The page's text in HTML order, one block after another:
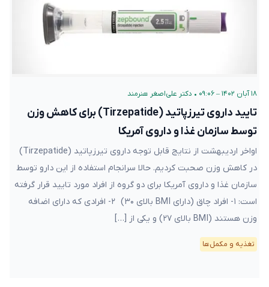
۱۸ آبان ۱۴۰۲ – ۰۹:۰۶ • دکتر علی‌اصغر هنرمند
تایید داروی تیرزپاتید (Tirzepatide) برای کاهش وزن
توسط سازمان غذا و داروی آمریکا
اواخر اردیبهشت از نتایج قابل توجه داروی تیرزپاتید (Tirzepatide)
در کاهش وزن صحبت کردیم. حالا سرانجام استفاده از این دارو توسط
سازمان غذا و داروی آمریکا برای دو گروه از افراد مورد تایید قرار گرفته
است: ۱- افراد چاق (دارای BMI بالای ۳۰) ۲- افرادی که دارای اضافه
وزن هستند (BMI بالای ۲۷) و یکی از […]
تغذیه و مکمل‌ها